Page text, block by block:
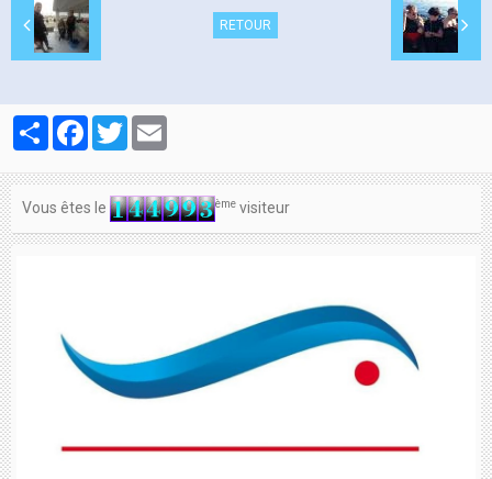
RETOUR
PartagerFacebook
Twitter
Vous êtes le ème visiteur